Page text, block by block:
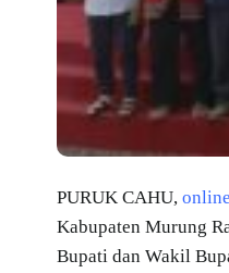
PURUK CAHU,
Kabupaten Murung
Bupati dan Wakil